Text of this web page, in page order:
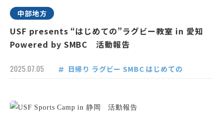
中部地方
USF presents “はじめての”ラグビー教室 in 愛知
Powered by SMBC 活動報告
2025.07.05 日帰り ラグビー SMBC はじめての